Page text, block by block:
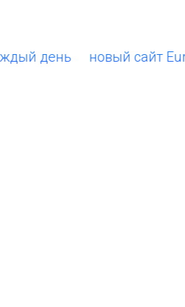
день новый сайт